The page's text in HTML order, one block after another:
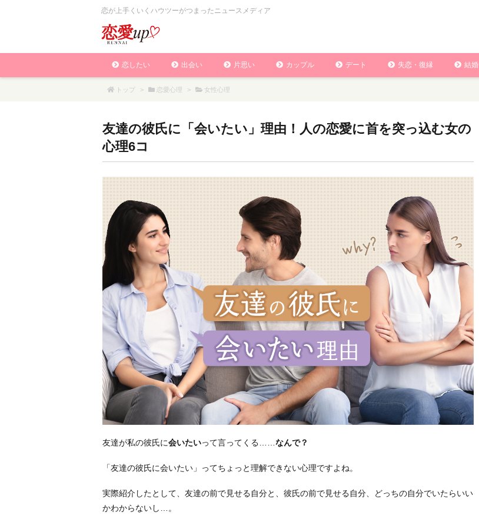
恋が上手くいくハウツーがつまったニュースメディア
恋したい 出会い 片思い カップル デート 失恋・復縁 結婚
トップ > 恋愛心理 > 女性心理
友達の彼氏に「会いたい」理由！人の恋愛に首を突っ込む女の
心理6コ
友達が私の彼氏に会いたいって言ってくる…… なんで？
「友達の彼氏に会いたい」ってちょっと理解できない心理ですよね。
実際紹介したとして、友達の前で見せる自分と、彼氏の前で見せる自分、どっちの自分でいたらいい
かわからないし…。